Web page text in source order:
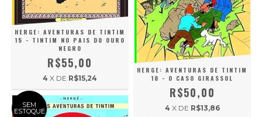
HERGE: AVENTURAS DE TINTIM
15 - TINTIM NO PAIS DO OURO
NEGRO
R$55,00
4 X DE R$15,24
HERGE: AVENTURAS DE TINTIM
18 - O CASO GIRASSOL
R$50,00
4 X DE R$13,86
SEM
ESTOQUE